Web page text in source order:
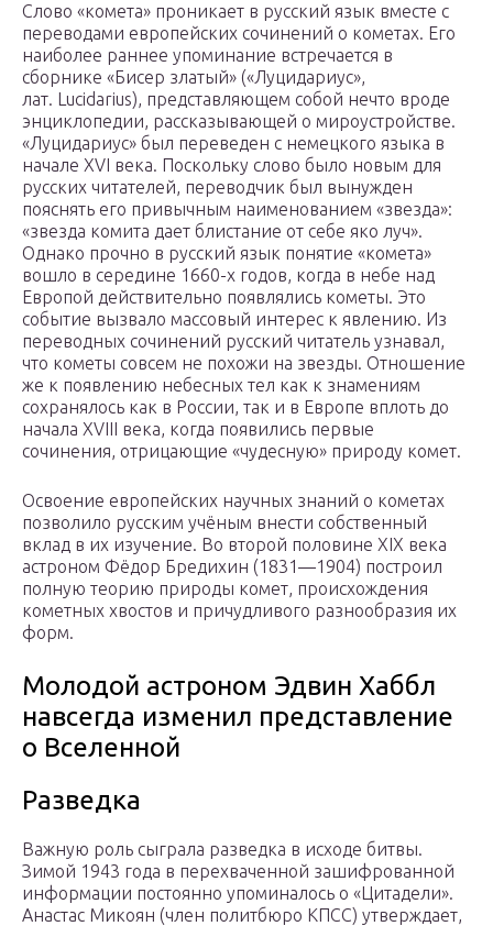
Слово «комета» проникает в русский язык вместе с
переводами европейских сочинений о кометах. Его
наиболее раннее упоминание встречается в
сборнике «Бисер златый» («Луцидариус»,
лат. Lucidarius), представляющем собой нечто вроде
энциклопедии, рассказывающей о мироустройстве.
«Луцидариус» был переведен с немецкого языка в
начале XVI века. Поскольку слово было новым для
русских читателей, переводчик был вынужден
пояснять его привычным наименованием «звезда»:
«звезда комита дает блистание от себе яко луч».
Однако прочно в русский язык понятие «комета»
вошло в середине 1660-х годов, когда в небе над
Европой действительно появлялись кометы. Это
событие вызвало массовый интерес к явлению. Из
переводных сочинений русский читатель узнавал,
что кометы совсем не похожи на звезды. Отношение
же к появлению небесных тел как к знамениям
сохранялось как в России, так и в Европе вплоть до
начала XVIII века, когда появились первые
сочинения, отрицающие «чудесную» природу комет.
Освоение европейских научных знаний о кометах
позволило русским учёным внести собственный
вклад в их изучение. Во второй половине XIX века
астроном Фёдор Бредихин (1831—1904) построил
полную теорию природы комет, происхождения
кометных хвостов и причудливого разнообразия их
форм.
Молодой астроном Эдвин Хаббл
навсегда изменил представление
о Вселенной
Разведка
Важную роль сыграла разведка в исходе битвы.
Зимой 1943 года в перехваченной зашифрованной
информации постоянно упоминалось о «Цитадели».
Анастас Микоян (член политбюро КПСС) утверждает,